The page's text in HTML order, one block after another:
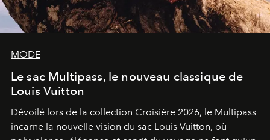
MODE
Le sac Multipass, le nouveau classique de
Louis Vuitton
Dévoilé lors de la collection Croisière 2026, le Multipass
incarne la nouvelle vision du sac Louis Vuitton, où